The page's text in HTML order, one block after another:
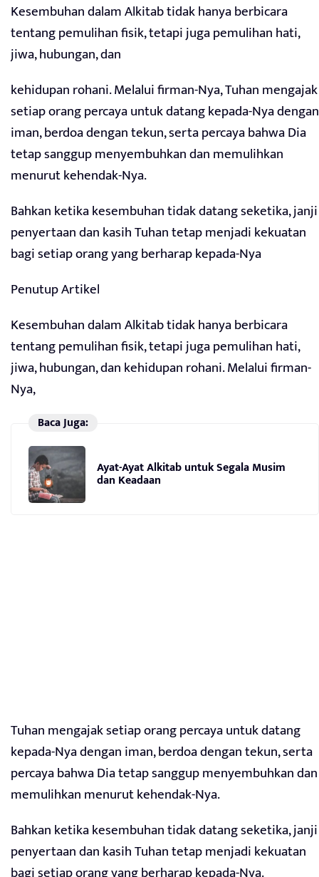
Kesembuhan dalam Alkitab tidak hanya berbicara
tentang pemulihan fisik, tetapi juga pemulihan hati,
jiwa, hubungan, dan
kehidupan rohani. Melalui firman-Nya, Tuhan mengajak
setiap orang percaya untuk datang kepada-Nya dengan
iman, berdoa dengan tekun, serta percaya bahwa Dia
tetap sanggup menyembuhkan dan memulihkan
menurut kehendak-Nya.
Bahkan ketika kesembuhan tidak datang seketika, janji
penyertaan dan kasih Tuhan tetap menjadi kekuatan
bagi setiap orang yang berharap kepada-Nya
Penutup Artikel
Kesembuhan dalam Alkitab tidak hanya berbicara
tentang pemulihan fisik, tetapi juga pemulihan hati,
jiwa, hubungan, dan kehidupan rohani. Melalui firman-
Nya,
Baca Juga:
Ayat-Ayat Alkitab untuk Segala Musim
dan Keadaan
Tuhan mengajak setiap orang percaya untuk datang
kepada-Nya dengan iman, berdoa dengan tekun, serta
percaya bahwa Dia tetap sanggup menyembuhkan dan
memulihkan menurut kehendak-Nya.
Bahkan ketika kesembuhan tidak datang seketika, janji
penyertaan dan kasih Tuhan tetap menjadi kekuatan